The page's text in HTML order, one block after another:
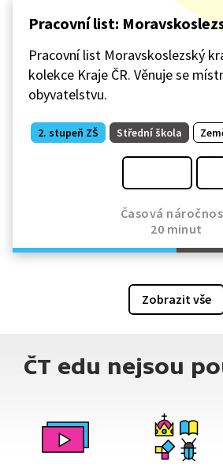
Pracovní list:
Pracovní list Moravskoslezský
kolekce Kraje ČR. Věnuje se
obyvatelstvu.
2. stupeň ZŠ Střední škola
Časová
20 minut
Zobrazit vše
ČT edu nejsou